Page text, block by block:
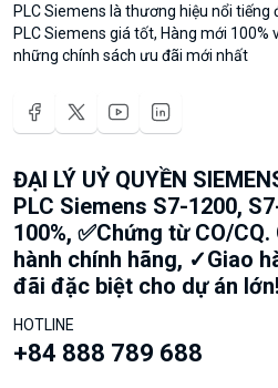
PLC Siemens là thương hiệu nổi
PLC Siemens giá tốt, Hàng mới 100%
những chính sách ưu đãi mới nhất
ĐẠI LÝ UỶ QUYỀN
PLC Siemens S7-1200,
100%, ✅Chứng từ CO/
hành chính hãng, ✓Giao
đãi đặc biệt cho dự án lớn!
HOTLINE
+84 888 789 688